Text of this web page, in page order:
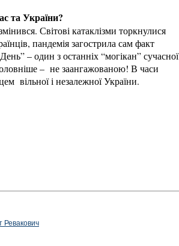
та України?
Світові катаклізми торкнулися
пандемія загострила сам факт
– один з останніх “могікан” сучасної
– не заангажованою! В часи
вільної і незалежної України.
Ревакович